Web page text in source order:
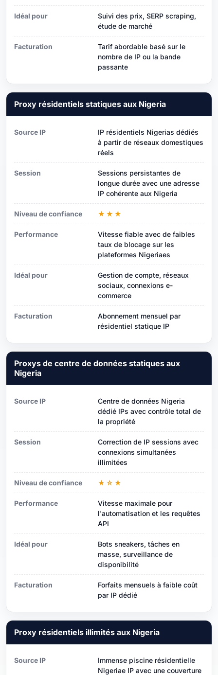
Idéal pour
Suivi des prix, SERP scraping,
étude de marché
Facturation
Tarif abordable basé sur le
nombre de IP ou la bande
passante
Proxy résidentiels statiques aux Nigeria
Source IP
IP résidentiels Nigerias dédiés
à partir de réseaux domestiques
réels
Session
Sessions persistantes de
longue durée avec une adresse
IP cohérente aux Nigeria
Niveau de confiance ★★★
Performance
Vitesse fiable avec de faibles
taux de blocage sur les
plateformes Nigeriaes
Idéal pour
Gestion de compte, réseaux
sociaux, connexions e-
commerce
Facturation
Abonnement mensuel par
résidentiel statique IP
Proxys de centre de données statiques aux
Nigeria
Source IP
Centre de données Nigeria
dédié IPs avec contrôle total de
la propriété
Session
Correction de IP sessions avec
connexions simultanées
illimitées
Niveau de confiance ★☆★
Performance
Vitesse maximale pour
l'automatisation et les requêtes
API
Idéal pour
Bots sneakers, tâches en
masse, surveillance de
disponibilité
Facturation
Forfaits mensuels à faible coût
par IP dédié
Proxy résidentiels illimités aux Nigeria
Source IP
Immense piscine résidentielle
Nigeriae IP avec une couverture